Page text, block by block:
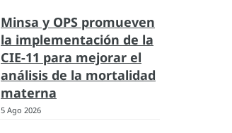
Minsa y OPS promueven
la implementación de la
CIE-11 para mejorar el
análisis de la mortalidad
materna
5 Ago 2026